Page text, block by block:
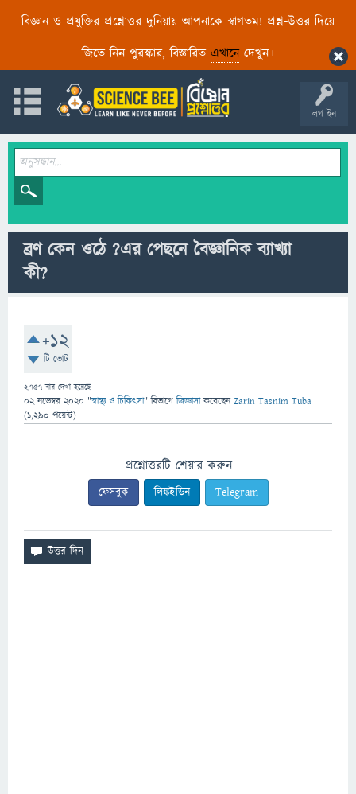
বিজ্ঞান ও প্রযুক্তির প্রশ্নোত্তর দুনিয়ায় আপনাকে স্বাগতম! প্রশ্ন-উত্তর দিয়ে
জিতে নিন পুরস্কার, বিস্তারিত এখানেদেখুন।
লগ ইন
ব্রণ কেন ওঠে ?এর পেছনে বৈজ্ঞানিক ব্যাখ্যা
কী?
+12
টি ভোট
2,757 বার দেখা হয়েছে
02 নভেম্বর 2020 "স্বাস্থ্য ও চিকিৎসা" বিভাগে জিজ্ঞাসাকরেছেনZarin Tasnim Tuba
(1,290 পয়েন্ট)
প্রশ্নোত্তরটি শেয়ার করুন
ফেসবুক লিঙ্কইডিন Telegram